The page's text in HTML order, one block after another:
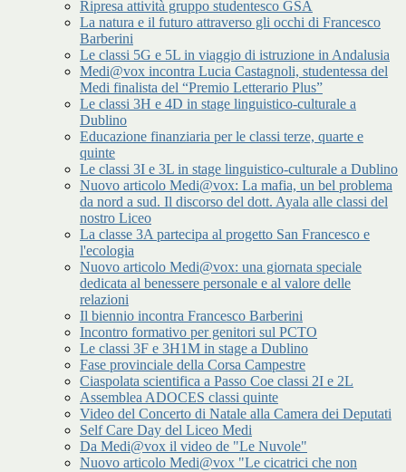
Ripresa attività gruppo studentesco GSA
La natura e il futuro attraverso gli occhi di Francesco
Barberini
Le classi 5G e 5L in viaggio di istruzione in Andalusia
Medi@vox incontra Lucia Castagnoli, studentessa del
Medi finalista del “Premio Letterario Plus”
Le classi 3H e 4D in stage linguistico-culturale a
Dublino
Educazione finanziaria per le classi terze, quarte e
quinte
Le classi 3I e 3L in stage linguistico-culturale a Dublino
Nuovo articolo Medi@vox: La mafia, un bel problema
da nord a sud. Il discorso del dott. Ayala alle classi del
nostro Liceo
La classe 3A partecipa al progetto San Francesco e
l'ecologia
Nuovo articolo Medi@vox: una giornata speciale
dedicata al benessere personale e al valore delle
relazioni
Il biennio incontra Francesco Barberini
Incontro formativo per genitori sul PCTO
Le classi 3F e 3H1M in stage a Dublino
Fase provinciale della Corsa Campestre
Ciaspolata scientifica a Passo Coe classi 2I e 2L
Assemblea ADOCES classi quinte
Video del Concerto di Natale alla Camera dei Deputati
Self Care Day del Liceo Medi
Da Medi@vox il video de "Le Nuvole"
Nuovo articolo Medi@vox "Le cicatrici che non